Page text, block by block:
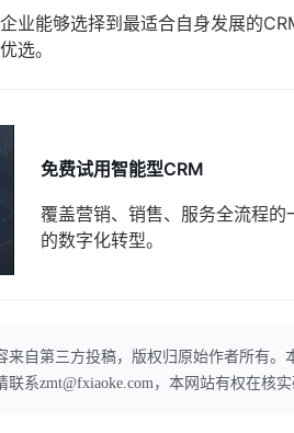
业能够选择到最适合自身发展的
选。
免费试用智能型CRM
覆盖营销、销售、服务全流程
的数字化转型。
来自第三方投稿，版权归原始作者所有
系zmt@fxiaoke.com，本网站有权在核